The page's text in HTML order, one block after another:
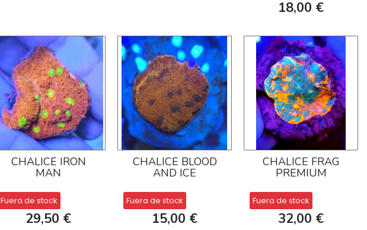
18,00 €
CHALICE IRON
MAN
Fuera de stock
29,50 €
CHALICE BLOOD
AND ICE
Fuera de stock
15,00 €
CHALICE FRAG
PREMIUM
Fuera de stock
32,00 €